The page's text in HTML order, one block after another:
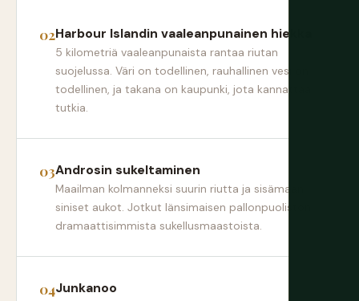
Harbour Islandin vaaleanpunainen hiekka
5 kilometriä vaaleanpunaista rantaa riutan
suojelussa. Väri on todellinen, rauhallinen vesi on
todellinen, ja takana on kaupunki, jota kannattaa
tutkia.
Androsin sukeltaminen
Maailman kolmanneksi suurin riutta ja sisämaan
siniset aukot. Jotkut länsimaisen pallonpuoliston
dramaattisimmista sukellusmaastoista.
Junkanoo